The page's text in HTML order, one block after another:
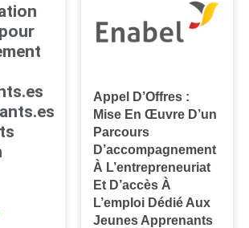
Appel D’Offres :
Mise En Œuvre D’un
Parcours
D’accompagnement
À L’entrepreneuriat
Et D’accès À
L’emploi Dédié Aux
Jeunes Apprenants